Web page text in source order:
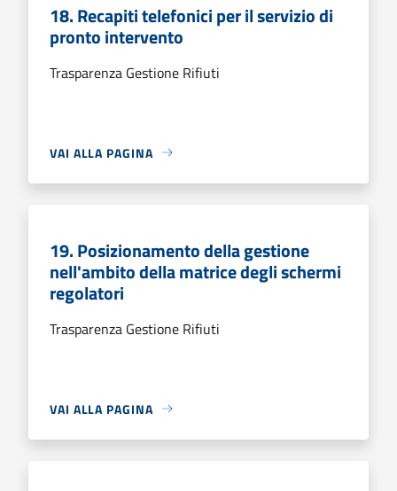
18. Recapiti telefonici per il servizio di
pronto intervento
Trasparenza Gestione Rifiuti
VAI ALLA PAGINA
19. Posizionamento della gestione
nell'ambito della matrice degli schermi
regolatori
Trasparenza Gestione Rifiuti
VAI ALLA PAGINA